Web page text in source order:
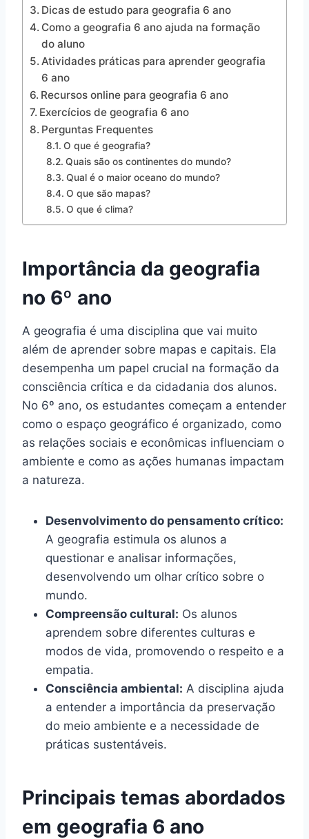
Dicas de estudo para geografia 6 ano
Como a geografia 6 ano ajuda na formação
do aluno
Atividades práticas para aprender geografia
6 ano
Recursos online para geografia 6 ano
Exercícios de geografia 6 ano
Perguntas Frequentes
O que é geografia?
Quais são os continentes do mundo?
Qual é o maior oceano do mundo?
O que são mapas?
O que é clima?
Importância da geografia
no 6º ano
A geografia é uma disciplina que vai muito
além de aprender sobre mapas e capitais. Ela
desempenha um papel crucial na formação da
consciência crítica e da cidadania dos alunos.
No 6º ano, os estudantes começam a entender
como o espaço geográfico é organizado, como
as relações sociais e econômicas influenciam o
ambiente e como as ações humanas impactam
a natureza.
Desenvolvimento do pensamento crítico:
A geografia estimula os alunos a
questionar e analisar informações,
desenvolvendo um olhar crítico sobre o
mundo.
Compreensão cultural: Os alunos
aprendem sobre diferentes culturas e
modos de vida, promovendo o respeito e a
empatia.
Consciência ambiental: A disciplina ajuda
a entender a importância da preservação
do meio ambiente e a necessidade de
práticas sustentáveis.
Principais temas abordados
em geografia 6 ano